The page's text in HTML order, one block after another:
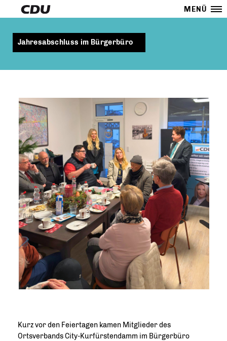
MENÜ
Jahresabschluss im Bürgerbüro
Kurz vor den Feiertagen kamen Mitglieder des
Ortsverbands City-Kurfürstendamm im Bürgerbüro